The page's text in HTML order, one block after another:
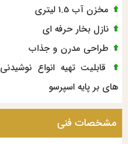
مخزن آب 1.5 لیتری
نازل بخار حرفه ای
طراحی مدرن و جذاب
قابلیت تهیه انواع نوشیدنی
های بر پایه اسپرسو
مشخصات فنی